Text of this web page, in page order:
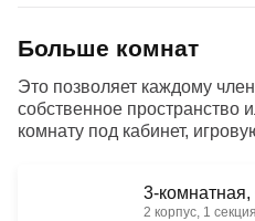
Больше комнат
Это позволяет каждому
собственное пространство
комнату под кабинет,
3-комнатная,
2 корпус, 1